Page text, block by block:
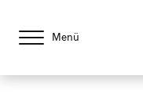
Menü